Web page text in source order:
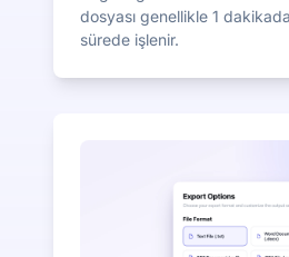
dosyası genellikle 1
sürede işlenir.